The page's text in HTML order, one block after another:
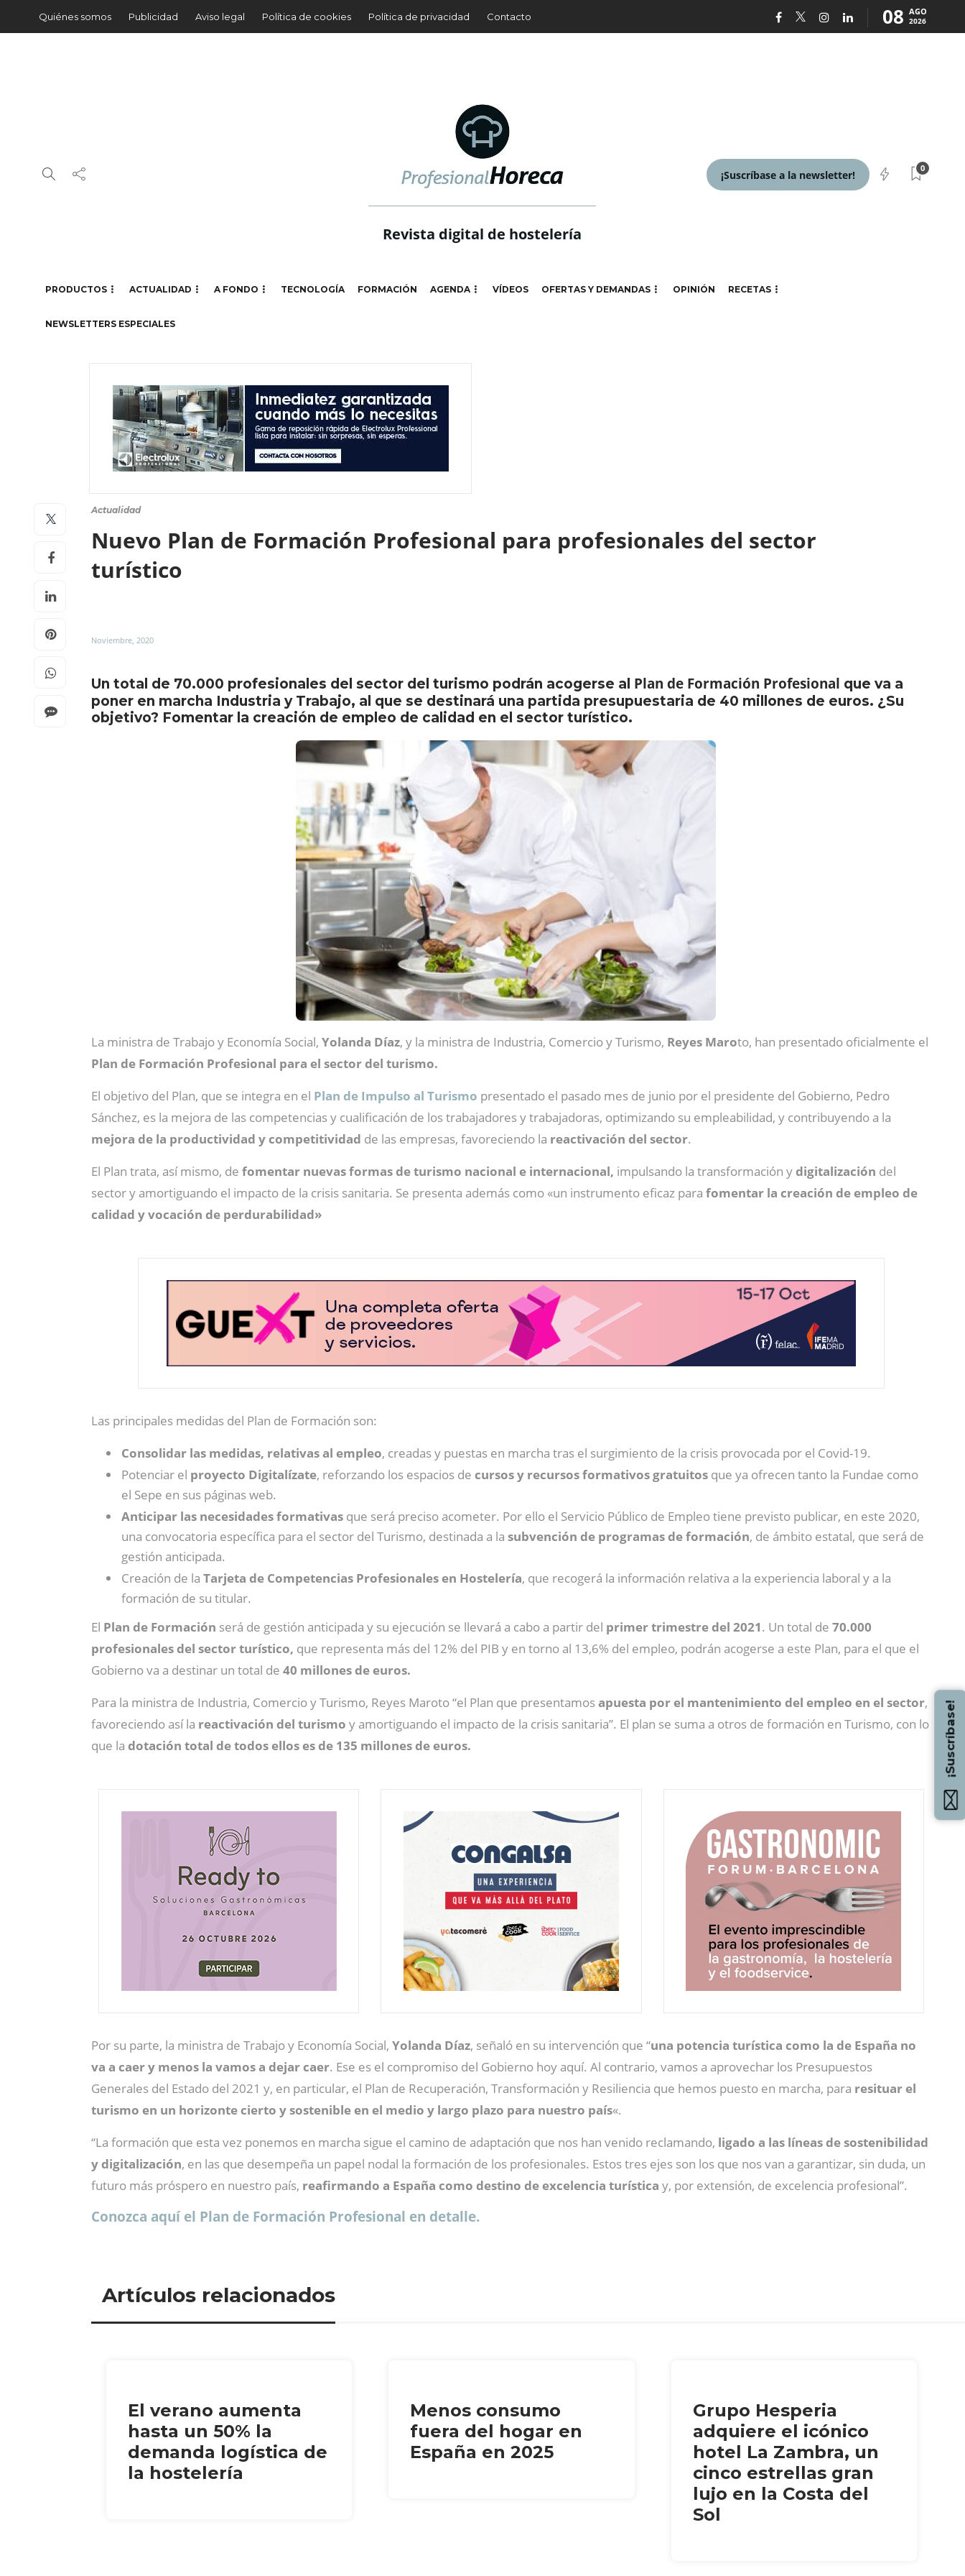
Quiénes somos Publicidad Aviso legal Política de cookies Política de privacidad Contacto 08 AGO
2026
Revista digital de hostelería
¡Suscríbase a la newsletter!
0
PRODUCTOS ACTUALIDAD A FONDO TECNOLOGÍA FORMACIÓN AGENDA VÍDEOS OFERTAS Y DEMANDAS OPINIÓN RECETAS
NEWSLETTERS ESPECIALES
Actualidad
Nuevo Plan de Formación Profesional para profesionales del sector
turístico
Noviembre, 2020
Un total de 70.000 profesionales del sector del turismo podrán acogerse al Plan de Formación Profesional que va a
poner en marcha Industria y Trabajo, al que se destinará una partida presupuestaria de 40 millones de euros. ¿Su
objetivo? Fomentar la creación de empleo de calidad en el sector turístico.
La ministra de Trabajo y Economía Social, Yolanda Díaz, y la ministra de Industria, Comercio y Turismo, Reyes Maroto, han presentado oficialmente el
Plan de Formación Profesional para el sector del turismo.
El objetivo del Plan, que se integra en el Plan de Impulso al Turismo presentado el pasado mes de junio por el presidente del Gobierno, Pedro
Sánchez, es la mejora de las competencias y cualificación de los trabajadores y trabajadoras, optimizando su empleabilidad, y contribuyendo a la
mejora de la productividad y competitividad de las empresas, favoreciendo la reactivación del sector.
El Plan trata, así mismo, de fomentar nuevas formas de turismo nacional e internacional, impulsando la transformación y digitalización del
sector y amortiguando el impacto de la crisis sanitaria. Se presenta además como «un instrumento eficaz para fomentar la creación de empleo de
calidad y vocación de perdurabilidad»
Las principales medidas del Plan de Formación son:
Consolidar las medidas, relativas al empleo, creadas y puestas en marcha tras el surgimiento de la crisis provocada por el Covid-19.
Potenciar el proyecto Digitalízate, reforzando los espacios de cursos y recursos formativos gratuitos que ya ofrecen tanto la Fundae como
el Sepe en sus páginas web.
Anticipar las necesidades formativas que será preciso acometer. Por ello el Servicio Público de Empleo tiene previsto publicar, en este 2020,
una convocatoria específica para el sector del Turismo, destinada a la subvención de programas de formación, de ámbito estatal, que será de
gestión anticipada.
Creación de la Tarjeta de Competencias Profesionales en Hostelería, que recogerá la información relativa a la experiencia laboral y a la
formación de su titular.
El Plan de Formación será de gestión anticipada y su ejecución se llevará a cabo a partir del primer trimestre del 2021. Un total de 70.000
profesionales del sector turístico, que representa más del 12% del PIB y en torno al 13,6% del empleo, podrán acogerse a este Plan, para el que el
Gobierno va a destinar un total de 40 millones de euros.
Para la ministra de Industria, Comercio y Turismo, Reyes Maroto “el Plan que presentamosapuesta por el mantenimiento del empleo en el sector,
favoreciendo así la reactivación del turismo y amortiguando el impacto de la crisis sanitaria”. El plan se suma a otros de formación en Turismo, con lo
que la dotación total de todos ellos es de 135 millones de euros.
Por su parte, la ministra de Trabajo y Economía Social, Yolanda Díaz, señaló en su intervención que “una potencia turística como la de España no
va a caer y menos la vamos a dejar caer. Ese es el compromiso del Gobierno hoy aquí. Al contrario, vamos a aprovechar los Presupuestos
Generales del Estado del 2021 y, en particular, el Plan de Recuperación, Transformación y Resiliencia que hemos puesto en marcha, para resituar el
turismo en un horizonte cierto y sostenible en el medio y largo plazo para nuestro país«.
“La formación que esta vez ponemos en marcha sigue el camino de adaptación que nos han venido reclamando, ligado a las líneas de sostenibilidad
y digitalización, en las que desempeña un papel nodal la formación de los profesionales. Estos tres ejes son los que nos van a garantizar, sin duda, un
futuro más próspero en nuestro país, reafirmando a España como destino de excelencia turística y, por extensión, de excelencia profesional”.
Conozca aquí el Plan de Formación Profesional en detalle.
Artículos relacionados
El verano aumenta
hasta un 50% la
demanda logística de
la hostelería
Menos consumo
fuera del hogar en
España en 2025
Grupo Hesperia
adquiere el icónico
hotel La Zambra, un
cinco estrellas gran
lujo en la Costa del
Sol
¡Suscríbase!